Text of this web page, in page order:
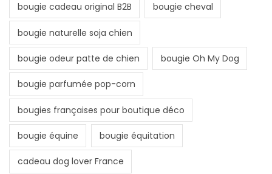
bougie cadeau original B2B bougie cheval
bougie naturelle soja chien
bougie odeur patte de chien bougie Oh My Dog
bougie parfumée pop-corn
bougies françaises pour boutique déco
bougie équine bougie équitation
cadeau dog lover France